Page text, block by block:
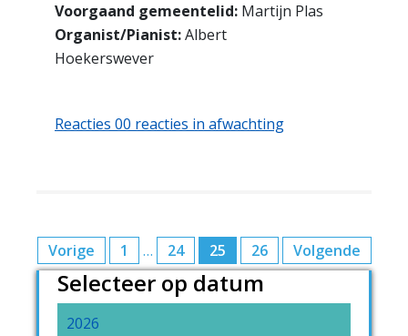
Voorgaand gemeentelid: Martijn Plas
Organist/Pianist:Albert
Hoekerswever
Reacties 00 reacties in afwachting
Berichten
paginering
Vorige 1 … 24 25 26 Volgende
Selecteer op datum
2026